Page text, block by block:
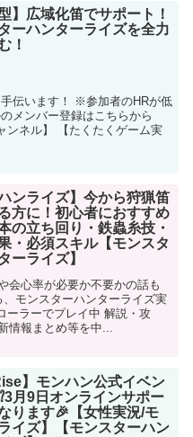
】広域化笛でサポート！
ーハンターライズを全力
！
伝います！ ※参加者のHRが低
メンバー登録はこちらから
ンネル】 【たくたくゲーム実
ハンライズ】今から狩猟笛
方に！初心者におすすめ
の立ち回り・鉄蟲糸技・
・必須スキル【モンスタ
ーライズ】
会心率が必要か不要かの話も
モンスターハンターライズ実
ーラーでプレイ中 解説・攻
情報まとめ等を中...
】モンハン公式イベン
月9日オンラインサポー
ります🎉【女性実況/モ
イズ】【モンスターハン